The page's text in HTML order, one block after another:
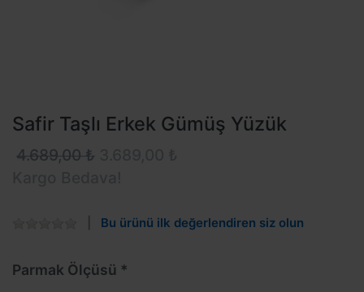
Safir Taşlı Erkek Gümüş Yüzük
4.689,00 ₺
Bu ürünü ilk değerlendiren siz olun
Parmak Ölçüsü